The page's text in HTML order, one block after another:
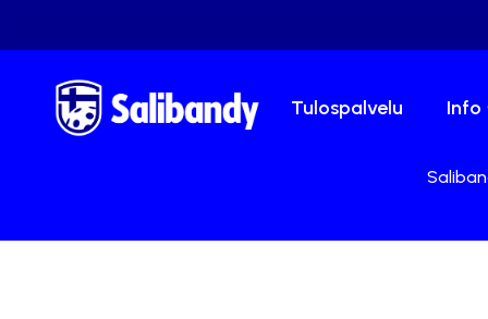
Tulospalvelu Info